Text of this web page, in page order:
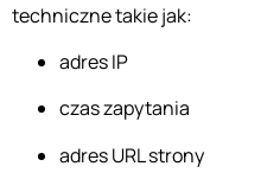
techniczne takie jak:
adres IP
czas zapytania
adres URL strony